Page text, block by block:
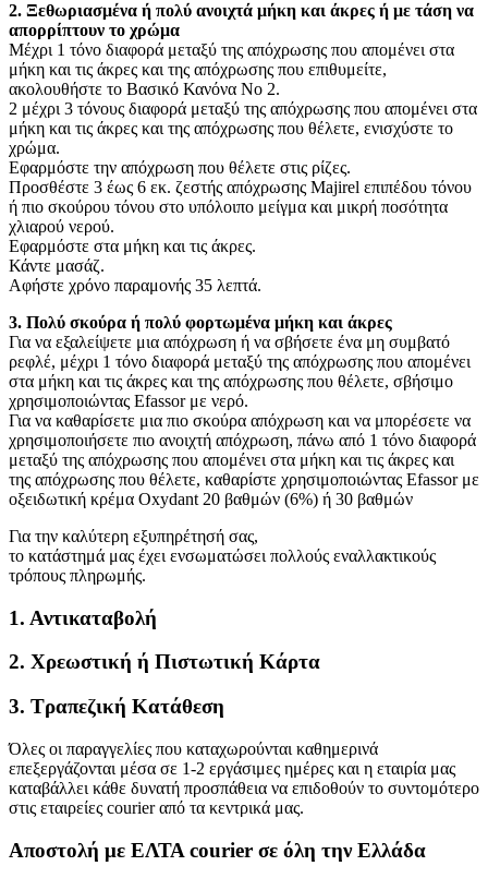
2. Ξεθωριασμένα ή πολύ ανοιχτά μήκη και άκρες ή με τάση να
απορρίπτουν το χρώμα
Μέχρι 1 τόνο διαφορά μεταξύ της απόχρωσης που απομένει στα
μήκη και τις άκρες και της απόχρωσης που επιθυμείτε,
ακολουθήστε το Βασικό Κανόνα Νο 2.
2 μέχρι 3 τόνους διαφορά μεταξύ της απόχρωσης που απομένει στα
μήκη και τις άκρες και της απόχρωσης που θέλετε, ενισχύστε το
χρώμα.
Εφαρμόστε την απόχρωση που θέλετε στις ρίζες.
Προσθέστε 3 έως 6 εκ. ζεστής απόχρωσης Majirel επιπέδου τόνου
ή πιο σκούρου τόνου στο υπόλοιπο μείγμα και μικρή ποσότητα
χλιαρού νερού.
Εφαρμόστε στα μήκη και τις άκρες.
Κάντε μασάζ.
Αφήστε χρόνο παραμονής 35 λεπτά.
3. Πολύ σκούρα ή πολύ φορτωμένα μήκη και άκρες
Για να εξαλείψετε μια απόχρωση ή να σβήσετε ένα μη συμβατό
ρεφλέ, μέχρι 1 τόνο διαφορά μεταξύ της απόχρωσης που απομένει
στα μήκη και τις άκρες και της απόχρωσης που θέλετε, σβήσιμο
χρησιμοποιώντας Efassor με νερό.
Για να καθαρίσετε μια πιο σκούρα απόχρωση και να μπορέσετε να
χρησιμοποιήσετε πιο ανοιχτή απόχρωση, πάνω από 1 τόνο διαφορά
μεταξύ της απόχρωσης που απομένει στα μήκη και τις άκρες και
της απόχρωσης που θέλετε, καθαρίστε χρησιμοποιώντας Efassor με
οξειδωτική κρέμα Oxydant 20 βαθμών (6%) ή 30 βαθμών
Για την καλύτερη εξυπηρέτησή σας,
το κατάστημά μας έχει ενσωματώσει πολλούς εναλλακτικούς
τρόπους πληρωμής.
1. Αντικαταβολή
2. Χρεωστική ή Πιστωτική Κάρτα
3. Τραπεζική Κατάθεση
Όλες οι παραγγελίες που καταχωρούνται καθημερινά
επεξεργάζονται μέσα σε 1-2 εργάσιμες ημέρες και η εταιρία μας
καταβάλλει κάθε δυνατή προσπάθεια να επιδοθούν το συντομότερο
στις εταιρείες courier από τα κεντρικά μας.
Αποστολή με ΕΛΤΑ courier σε όλη την Ελλάδα